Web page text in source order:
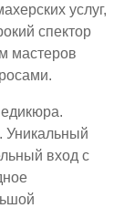
услуг,
спектор
мастеров
Уникальный
вход с